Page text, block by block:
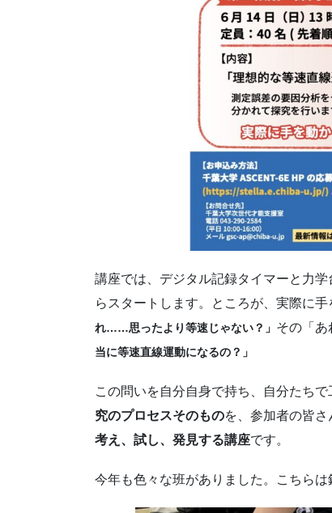
講座では、デジタル記録タイマーと力
らスタートします。ところが、実際に
れ……思ったより等速じゃない？」 その「あ
当に等速直線運動になるの？」
この問いを自分自身で持ち、自分たち
究のプロセスそのものを、参加者の皆
考え、試し、発見する講座です。
今年も色々な班がありました。こちら